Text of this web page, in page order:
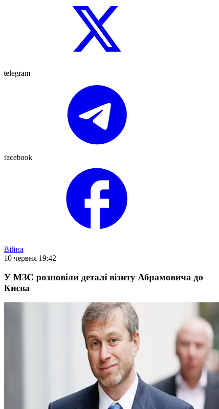
telegram
facebook
Війна
10 червня 19:42
У МЗС розповіли деталі візиту Абрамовича до
Києва